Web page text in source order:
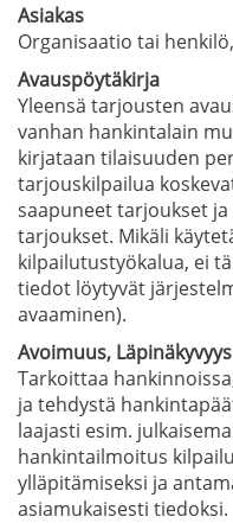
Asiakas
Organisaatio tai
Avauspöytäkirja
Yleensä tarjousten
vanhan hankintalain
kirjataan tilaisuuden
tarjouskilpailua
saapuneet tarjoukset
tarjoukset. Mikäli
kilpailutustyökalua, ei
tiedot löytyvät
avaaminen).
Avoimuus, Läpinäkyvyys
Tarkoittaa
ja tehdystä
laajasti esim.
hankintailmoitus
ylläpitämiseksi ja
asiamukaisesti tiedoksi.